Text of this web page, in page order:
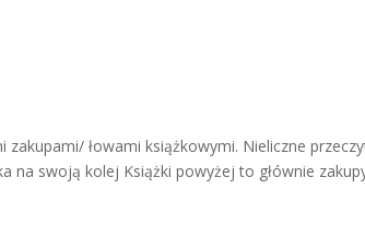
zakupami/ łowami książkowymi. Nieliczne
na swoją kolej Książki powyżej to głównie